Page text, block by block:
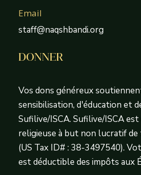
Email
staff@naqshbandi.org
DONNER
Vos dons généreux
sensibilisation, d'éducation et
Sufilive/ISCA. Sufilive/ISCA
religieuse à but non lucratif de
(US Tax ID# : 38-3497540).
est déductible des impôts aux